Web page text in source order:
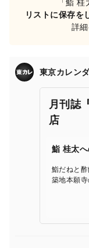
「鮨
リストに保存を
詳
東京カレン
月刊誌
店
鮨 桂太
鮨だねと
築地本願